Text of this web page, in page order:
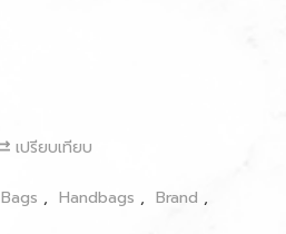
เปรียบเทียบ
Bags , Handbags , Brand ,